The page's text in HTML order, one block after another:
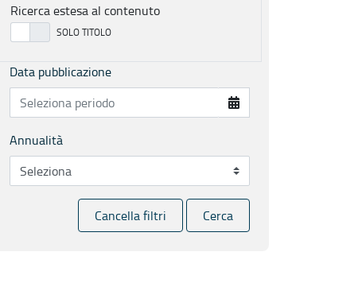
Ricerca estesa al contenuto
Data pubblicazione
Annualità
Cancella filtri Cerca